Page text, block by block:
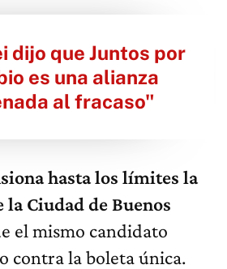
dijo que Juntos por
es una alianza
al fracaso"
hasta los límites la
Ciudad de Buenos
el mismo candidato
contra la boleta única.